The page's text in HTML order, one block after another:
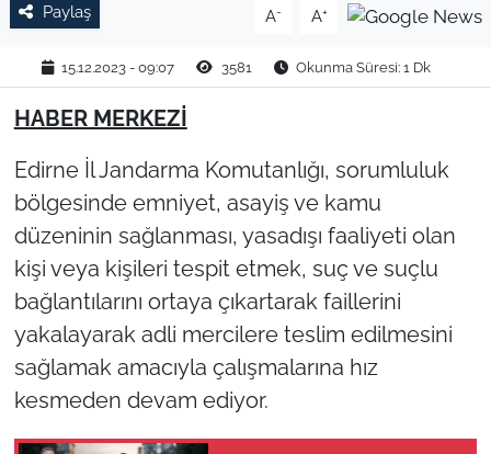
Paylaş A- A+
15.12.2023 - 09:07 3581 Okunma Süresi: 1 Dk
HABER MERKEZİ
Edirne İl Jandarma Komutanlığı, sorumluluk
bölgesinde emniyet, asayiş ve kamu
düzeninin sağlanması, yasadışı faaliyeti olan
kişi veya kişileri tespit etmek, suç ve suçlu
bağlantılarını ortaya çıkartarak faillerini
yakalayarak adli mercilere teslim edilmesini
sağlamak amacıyla çalışmalarına hız
kesmeden devam ediyor.
YAŞAM
EDİRNE
TEKİRDAĞ
ÇANAKKALE
TÜRKİYE
Bölge
Güvenlik